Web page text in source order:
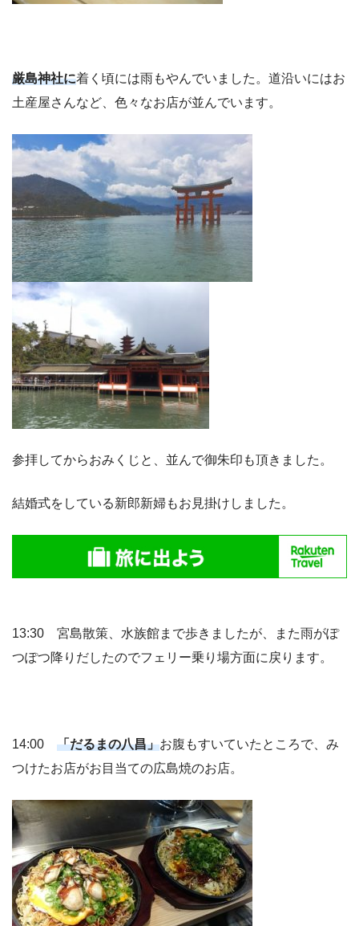
厳島神社に着く頃には雨もやんでいました。道沿いにはお
土産屋さんなど、色々なお店が並んでいます。
参拝してからおみくじと、並んで御朱印も頂きました。
結婚式をしている新郎新婦もお見掛けしました。
13:30 宮島散策、水族館まで歩きましたが、また雨がぽ
つぽつ降りだしたのでフェリー乗り場方面に戻ります。
14:00 「だるまの八昌」お腹もすいていたところで、み
つけたお店がお目当ての広島焼のお店。